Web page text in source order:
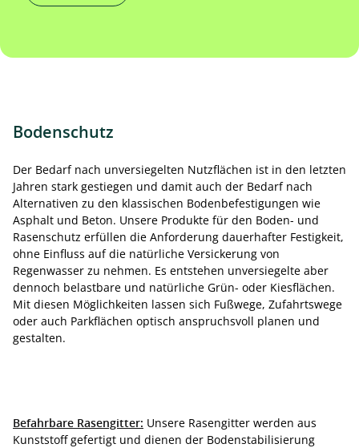
Bodenschutz
Der Bedarf nach unversiegelten Nutzflächen ist in den letzten
Jahren stark gestiegen und damit auch der Bedarf nach
Alternativen zu den klassischen Bodenbefestigungen wie
Asphalt und Beton. Unsere Produkte für den Boden- und
Rasenschutz erfüllen die Anforderung dauerhafter Festigkeit,
ohne Einfluss auf die natürliche Versickerung von
Regenwasser zu nehmen. Es entstehen unversiegelte aber
dennoch belastbare und natürliche Grün- oder Kiesflächen.
Mit diesen Möglichkeiten lassen sich Fußwege, Zufahrtswege
oder auch Parkflächen optisch anspruchsvoll planen und
gestalten.
Befahrbare Rasengitter: Unsere Rasengitter werden aus
Kunststoff gefertigt und dienen der Bodenstabilisierung